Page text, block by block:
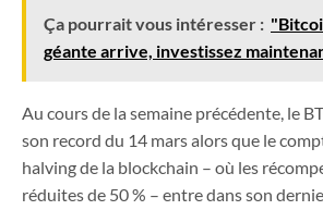
Ça pourrait vous intéresser :
géante arrive, investissez
Au cours de la semaine précédente, le
son record du 14 mars alors que le
halving de la blockchain – où les
réduites de 50 % – entre dans son